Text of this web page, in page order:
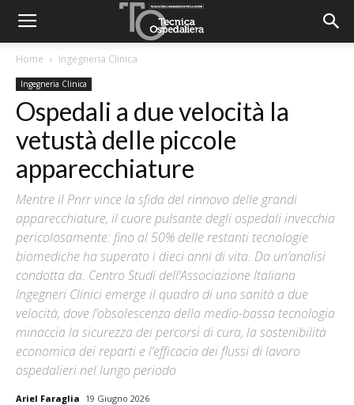
Home Ingegneria Clinica
Ingegneria Clinica
Ospedali a due velocità la
vetustà delle piccole
apparecchiature
Mentre il Pnrr vince la sfida del rinnovo delle grandi
apparecchiature, il cuore pulsante degli ospedali invecchia
pericolosamente: fino al 50% delle restanti tecnologie
biomediche ha superato i dieci anni di vita. Da un’analisi
condotta da. Centro Studi dell’Associazione Italiana
Ingegneri Clinici emerge il quadro di una sanità a due
velocità, dove l’obsolescenza della medio-bassa tecnologia
minaccia la sicurezza dei percorsi di cura, la sostenibilità
economica dei reparti e l’efficacia dei flussi di lavoro
ospedalieri nel lungo periodo
Ariel Faraglia 19 Giugno 2026